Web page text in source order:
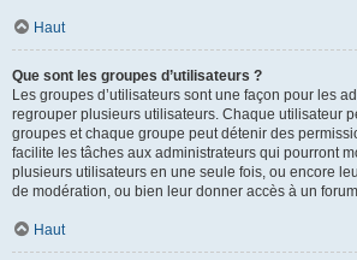
Haut
Que sont les groupes d’utilisateurs ?
Les groupes d’utilisateurs sont une façon pour les
regrouper plusieurs utilisateurs. Chaque utilisateur
groupes et chaque groupe peut détenir des
facilite les tâches aux administrateurs qui pourront
plusieurs utilisateurs en une seule fois, ou encore
de modération, ou bien leur donner accès à un
Haut